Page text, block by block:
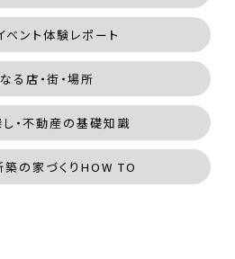
ベント体験レポート
る店・街・場所
・不動産の基礎知識
築の家づくりHOW TO